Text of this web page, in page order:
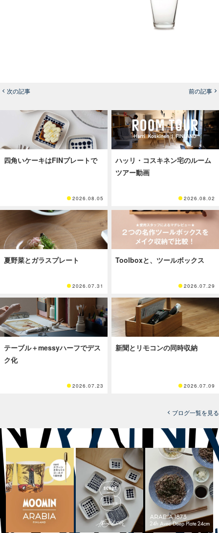
次の記事 前の記事
四角いケーキはFINプレートで
2026.08.05
ハッリ・コスキネン宅のルーム
ツアー動画
2026.08.02
夏野菜とガラスプレート
2026.07.31
Toolboxと、ツールボックス
2026.07.29
テーブル＋messyハーフでデス
ク化
2026.07.23
新聞とリモコンの同時収納
2026.07.09
ブログ一覧を見る